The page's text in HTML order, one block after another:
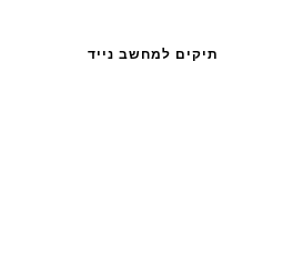
תיקים למחשב נייד